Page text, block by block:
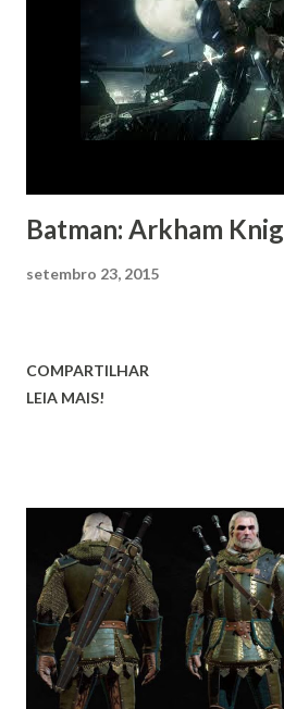
Batman: Arkham
setembro 23, 2015
COMPARTILHAR
LEIA MAIS!